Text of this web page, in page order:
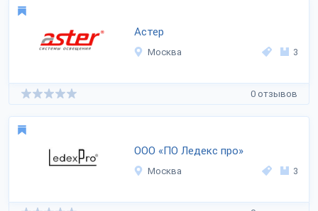
Астер
Москва 3
0 отзывов
ООО «ПО Ледекс про»
Москва 3